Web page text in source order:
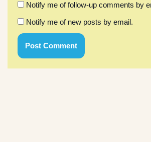
Notify me of follow-up comments by
Notify me of new posts by email.